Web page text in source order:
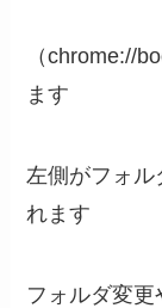
（chrome://
ます
左側がフォル
れます
フォルダ変